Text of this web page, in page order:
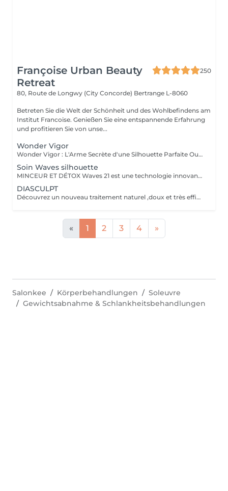
Françoise Urban Beauty
Retreat
250
80, Route de Longwy (City Concorde) Bertrange L-8060
Betreten Sie die Welt der Schönheit und des Wohlbefindens am
Institut Francoise. Genießen Sie eine entspannende Erfahrung
und profitieren Sie von unse...
Wonder Vigor
Wonder Vigor : L'Arme Secrète d'une Silhouette Parfaite Oubliez les méthodes ordinaires. Wonder Vigor est la première et unique technologie au monde à fusionner thermogenèse intelligente et contraction musculaire hélicoïdale pour détruire la graisse et sculpter le corps avec une précision chirurgicale sans bistouri, sans douleur, sans compromis. Propulsé par Thermodexia, un brevet exclusif, ce système agit en profondeur pour des résultats visibles, mesurables, et inégalés. Une expérience ultra-confortable, des effets immédiats et durables parce que votre corps mérite l'excellence absolue. Exclusivement chez nous. Parce que le génie ne se partage pas. Prêt à transformer votre corps ? Venez vivre l'expérience Wonder Vigor.
Soin Waves silhouette
MINCEUR ET DÉTOX Waves 21 est une technologie innovante aux effets rééquilibrant , minceurs et détox permettant une action ciblée sur les différentes zones que l'on souhaite amincir. Grâce a l'association de électrostimulation des métamères en lien direct avec les organes , et d'un traitement par le froid intense , ce soin , relance le système lymphatique et veineux Les tissus sont détoxifiés en profondeur , la silhouette ré harmonisée , et les imperfections telle la cellulite , et la graisse abdominale sont visiblement réduites , dès la première séance .
DIASCULPT
Découvrez un nouveau traitement naturel ,doux et très efficace pour éliminer les surcharges graisseuses localisées : abdomen, hanches ,genoux , bras , fesses ,les résultats sont visibles immédiatement .Cette technique permet également de soigner la cellulite, et raffermir les zones relâchées en renforçant la fabrication d'un bon collagène.
« 1 2 3 4 »
Salonkee Körperbehandlungen
Soleuvre
Gewichtsabnahme & Schlankheitsbehandlungen